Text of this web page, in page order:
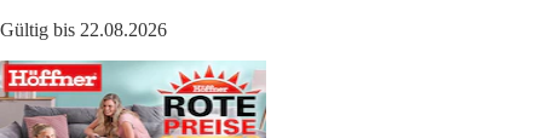
Gültig bis 22.08.2026